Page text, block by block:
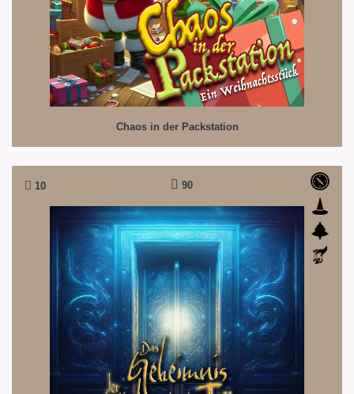
Chaos in der Packstation
10 90
Das Geheimnis der verborgenen Tür
Was steckt wohl dahinter? Eine Rumpelkammer! Eine
andere Welt? Die Magier wissen es!